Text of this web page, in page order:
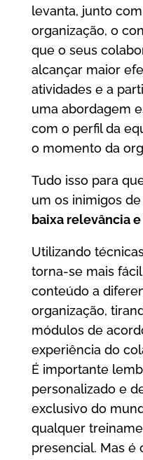
levanta, junto
organização, o
que o seus
alcançar maior
atividades e a
uma abordagem
com o perfil da
o momento da
Tudo isso para
um os inimigos
baixa relevância
Utilizando
torna-se mais
conteúdo a
organização,
módulos de
experiência do
É importante
personalizado e
exclusivo do
qualquer
presencial. Mas é